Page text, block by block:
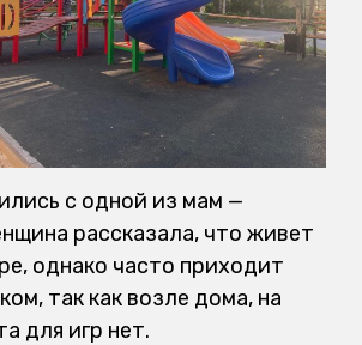
с одной из мам —
рассказала, что живет
однако часто приходит
так как возле дома, на
для игр нет.